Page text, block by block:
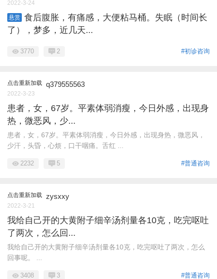
2022-3-24
悬赏 食后腹胀，有痛感，大便粘马桶。失眠（时间长
了），梦多，近几天...
#初诊咨询
3770 2
点击重新加载 q379555563
2022-3-23
患者，女，67岁。平素体弱消瘦，今日外感，出现身
热，微恶风，少...
患者，女，67岁。平素体弱消瘦，今日外感，出现身热，微恶风，
少汗，头昏，心烦，口干咽痛。舌红 ...
#普通咨询
2232 5
点击重新加载 zysxxy
2022-3-21
我给自己开的大黄附子细辛汤剂量各10克，吃完呕吐
了两次，怎么回...
我给自己开的大黄附子细辛汤剂量各10克，吃完呕吐了两次，怎么
回事呢。 ...
#普通咨询
3408 3